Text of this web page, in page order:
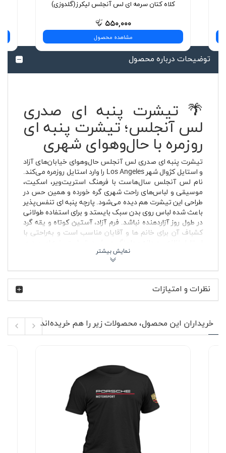
کلاه کتان سرمه ای لس آنجلس لیکرز(گلدوزی)
۵۵۰,۰۰۰
مشاهده محصول
توضیحات درباره محصول
🌴 تیشرت پنبه ای صدری
لس آنجلس؛ تیشرت پنبه ای
روزمره با حال‌وهوای شهری
تیشرت پنبه ای صدری لس آنجلس حال‌وهوای خیابان‌های آزاد
و استایل کژوال شهر Los Angeles را وارد استایل روزمره می‌کند.
نام لس آنجلس سال‌هاست با فرهنگ استریت‌ویر، اسکیت،
موسیقی و لباس‌های راحت شهری گره خورده و همین حس در
طراحی این تیشرت هم دیده می‌شود. پارچه پنبه ای تنفس‌پذیر
باعث شده لباس روی بدن سبک بایستد و برای استفاده طولانی
در طول روز آزاردهنده نباشد. فرم آزاد، آستین کوتاه و یقه گرد
کشباف آن برای خانم ها و آقایان مناسب است و به‌راحتی با
لس آنجلس برای روزهایی ساخته شده که هم راحتی مهم است
رنگ و فضای طراحی این مدل به‌راحتی با شلوار جین روشن،
اسلش مشکی، کارگو یا حتی شلوارک اسپرت ست می‌شود. در
بامبر جلوه جذابی پیدا می‌کند. چون پارچه پنبه ای هوا را عبور
می‌دهد، تیشرت در استفاده روزمره حس خفگی و گرمای اضافی
ایجاد نمی‌کند و فرم آن بعد از استفاده مداوم همچنان مرتب
🧵 ویژگی‌های محصول
تیشرت پنبه ای نرم و تنفس پذیر مناسب استفاده
یقه گرد کشباف با فرم راحت و ایست مناسب روی گردن
آستین کوتاه مناسب استایل اسپرت و خیابانی
پارچه بدون پرز برای حفظ ظاهر تمیز لباس در استفاده
دوخت مناسب برای استفاده مداوم در بیرون و فعالیت
نظرات و امتیازات
خریداران این محصول، محصولات زیر را هم خریده‌اند